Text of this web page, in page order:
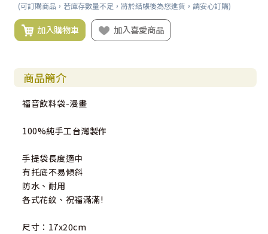
(可訂購商品，若庫存數量不足，將於結帳後為您進貨，請安心訂購)
加入購物車 加入喜愛商品
商品簡介
福音飲料袋-漫畫
100%純手工台灣製作
手提袋長度適中
有托底不易傾斜
防水、耐用
各式花紋、祝福滿滿!
尺寸：17x20cm